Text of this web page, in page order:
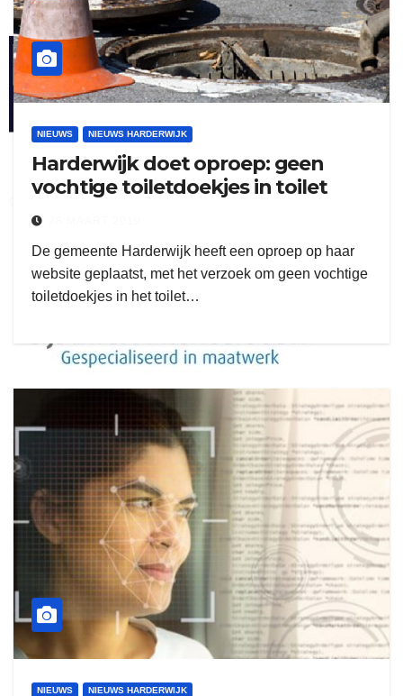
henkvandeberg
gijs zwart interieurbouw
NIEUWS NIEUWS HARDERWIJK
Harderwijk doet oproep: geen
vochtige toiletdoekjes in toilet
De gemeente Harderwijk heeft een oproep op haar
website geplaatst, met het verzoek om geen vochtige
toiletdoekjes in het toilet…
NIEUWS NIEUWS HARDERWIJK